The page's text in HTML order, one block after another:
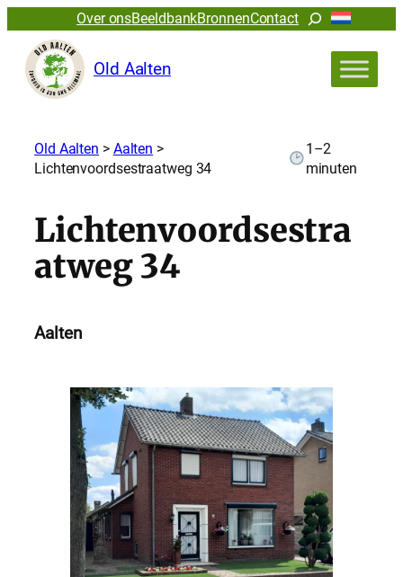
Over onsBeeldbankBronnenContactZoeken
Old Aalten
Old Aalten > Aalten >
Lichtenvoordsestraatweg 34
1–2
minuten
Lichtenvoordsestra
atweg 34
Aalten